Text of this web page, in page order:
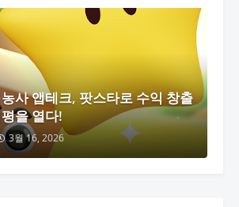
사 앱테크, 팟스타로 수익 창출
을 열다!
3월 16, 2026